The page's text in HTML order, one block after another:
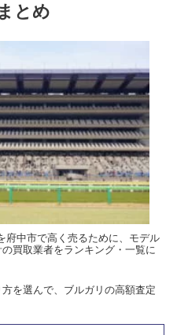
とめ
府中市で高く売るために、モデル
買取業者をランキング・一覧に
を選んで、ブルガリの高額査定